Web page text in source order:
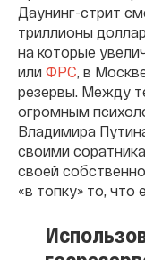
Даунинг-стрит
триллионы
на которые
или ФРС , в
резервы. Между
огромным
Владимира
своими
своей
«в топку» то, что